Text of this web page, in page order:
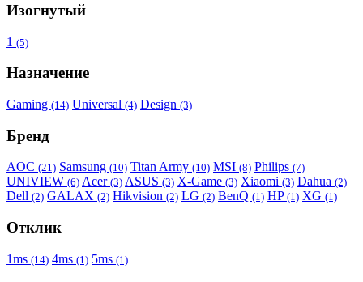
Изогнутый
1 (5)
Назначение
Gaming (14) Universal (4) Design (3)
Бренд
AOC (21) Samsung (10) Titan Army (10) MSI (8) Philips (7)
UNIVIEW (6) Acer (3) ASUS (3) X-Game (3) Xiaomi (3) Dahua (2)
Dell (2) GALAX (2) Hikvision (2) LG (2) BenQ (1) HP (1) XG (1)
Отклик
1ms (14) 4ms (1) 5ms (1)